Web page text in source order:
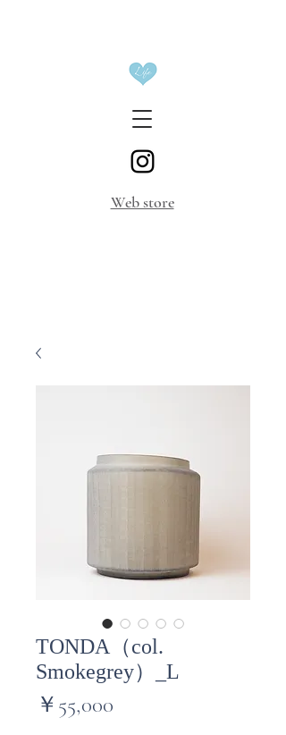
​Web store
TONDA（col.
Smokegrey）_L
￥55,000